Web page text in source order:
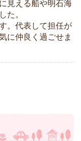
見える船や明石海
た。
。代表して担任が
に仲良く過ごせま